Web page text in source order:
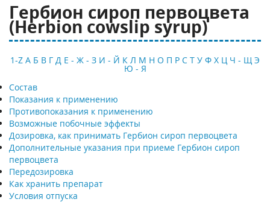
Гербион сироп первоцвета
(Herbion cowslip syrup)
1-Z А Б В Г Д Е - Ж - З И - Й К Л М Н О П Р С Т У Ф Х Ц Ч - Щ Э
Ю - Я
Состав
Показания к применению
Противопоказания к применению
Возможные побочные эффекты
Дозировка, как принимать Гербион сироп первоцвета
Дополнительные указания при приеме Гербион сироп
первоцвета
Передозировка
Как хранить препарат
Условия отпуска